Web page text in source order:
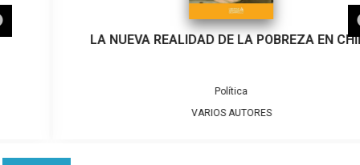
LA NUEVA REALIDAD DE LA POBREZA EN CHILE
VARIOS AUTORES